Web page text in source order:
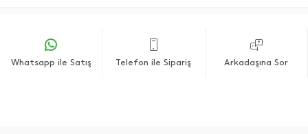
Whatsapp ile Satış Telefon ile Sipariş Arkadaşına Sor